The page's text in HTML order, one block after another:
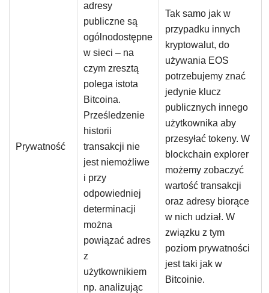
Prywatność
adresy
publiczne są
ogólnodostępne
w sieci – na
czym zresztą
polega istota
Bitcoina.
Prześledzenie
historii
transakcji nie
jest niemożliwe
i przy
odpowiedniej
determinacji
można
powiązać adres
z
użytkownikiem
np. analizując
Tak samo jak w
przypadku innych
kryptowalut, do
używania EOS
potrzebujemy znać
jedynie klucz
publicznych innego
użytkownika aby
przesyłać tokeny. W
blockchain explorer
możemy zobaczyć
wartość transakcji
oraz adresy biorące
w nich udział. W
związku z tym
poziom prywatności
jest taki jak w
Bitcoinie.